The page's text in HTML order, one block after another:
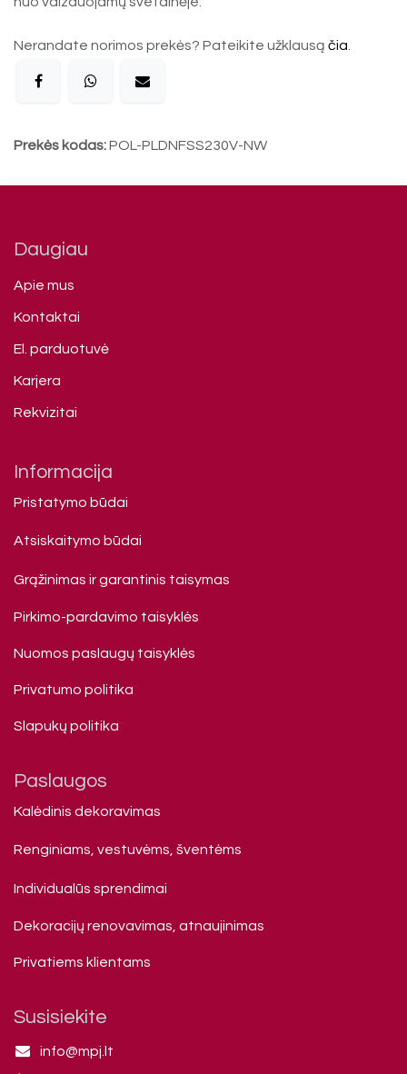
Nerandate norimos prekės? Pateikite užklausą čia
Prekės kodas:POL-PLDNFSS230V-NW
Daugiau
Apie mus
Kontaktai
El. parduotuvė
Karjera
Rekvizitai
Informacija
Pristatymo būdai
Atsiskaitymo būdai
Grąžinimas ir garantinis taisymas
Pirkimo-pardavimo taisyklės
Nuomos paslaugų taisyklės
Privatumo politika
Slapukų politika
Paslaugos
Kalėdinis dekoravimas
Renginiams, vestuvėms, šventėms
Individualūs sprendimai
Dekoracijų renovavimas, atnaujinimas
Privatiems klienta​ms
Susisiekite
info@mpj.lt